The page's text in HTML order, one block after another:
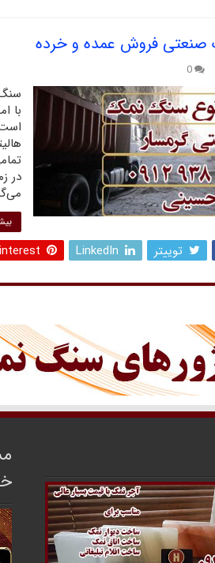
فروش عمده و خرده
0
با
در
توییتر LinkedIn